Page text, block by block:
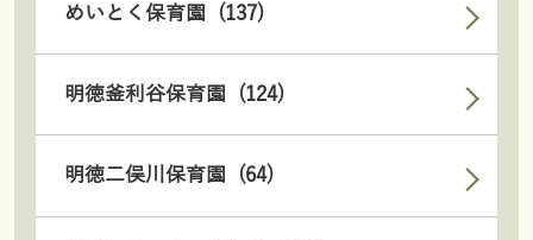
めいとく保育園 (137)
明徳釜利谷保育園 (124)
明徳二俣川保育園 (64)